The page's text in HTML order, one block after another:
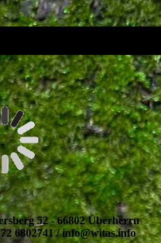
52 - 66802 Überherrn
6802741 / info@witas.info